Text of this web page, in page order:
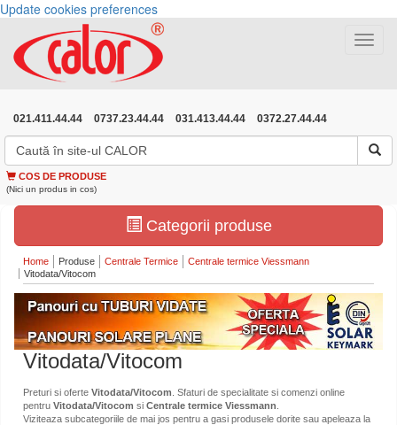
Update cookies preferences
Toggle
021.411.44.44 0737.23.44.44 031.413.44.44 0372.27.44.44
COS DE PRODUSE
(Nici un produs in cos)
Categorii produse
Home Produse Centrale Termice
Centrale termice Viessmann
Vitodata/Vitocom
Vitodata/Vitocom
Preturi si oferte Vitodata/Vitocom . Sfaturi de specialitate si comenzi online
pentru Vitodata/Vitocom si Centrale termice Viessmann
Viziteaza subcategoriile de mai jos pentru a gasi produsele dorite sau apeleaza la